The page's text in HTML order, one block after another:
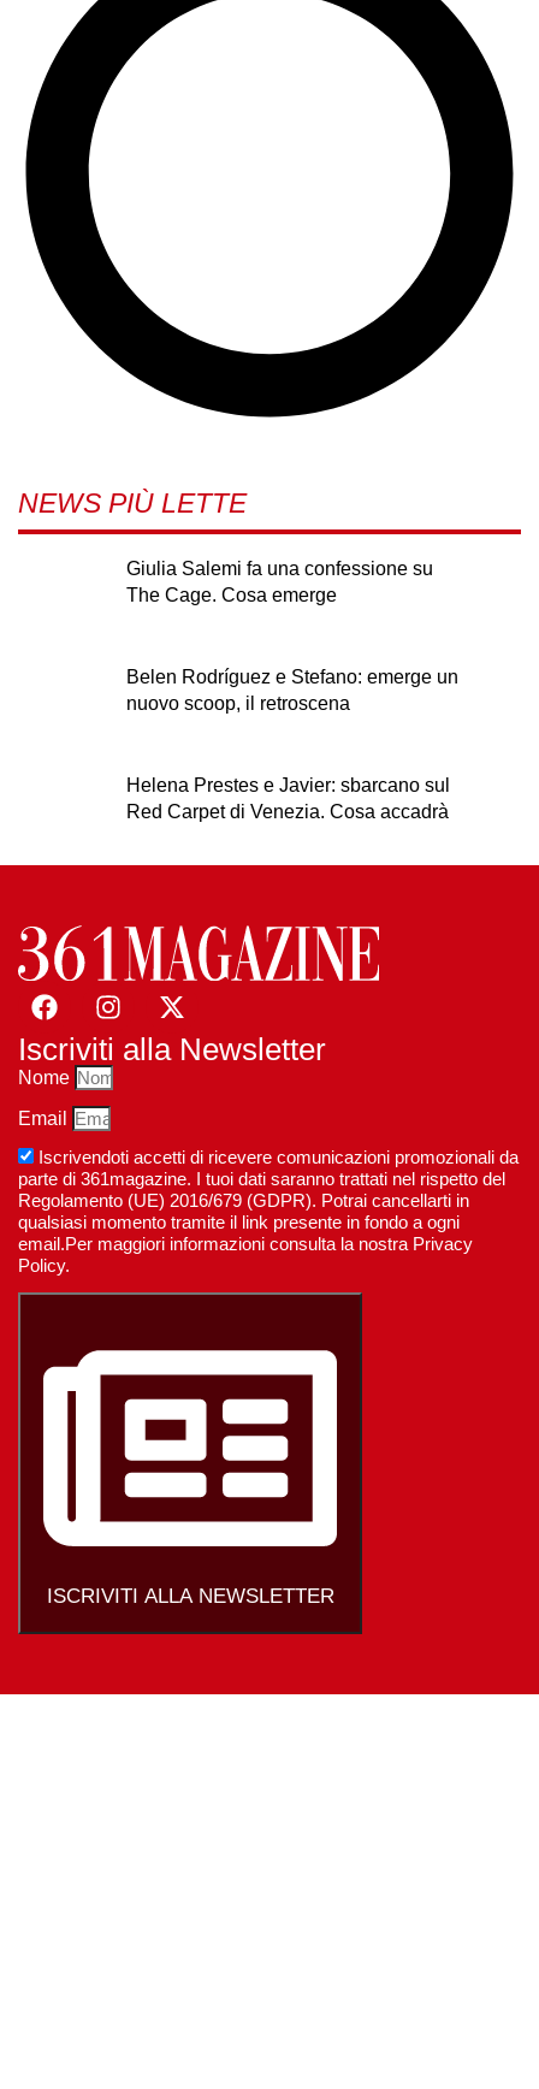
NEWS PIÙ LETTE
Giulia Salemi fa una confessione su
The Cage. Cosa emerge
Belen Rodríguez e Stefano: emerge un
nuovo scoop, il retroscena
Helena Prestes e Javier: sbarcano sul
Red Carpet di Venezia. Cosa accadrà
Iscriviti alla Newsletter
Nome
Email
Iscrivendoti accetti di ricevere comunicazioni promozionali da
parte di 361magazine. I tuoi dati saranno trattati nel rispetto del
Regolamento (UE) 2016/679 (GDPR). Potrai cancellarti in
qualsiasi momento tramite il link presente in fondo a ogni
email.Per maggiori informazioni consulta la nostra Privacy
Policy.
ISCRIVITI ALLA NEWSLETTER